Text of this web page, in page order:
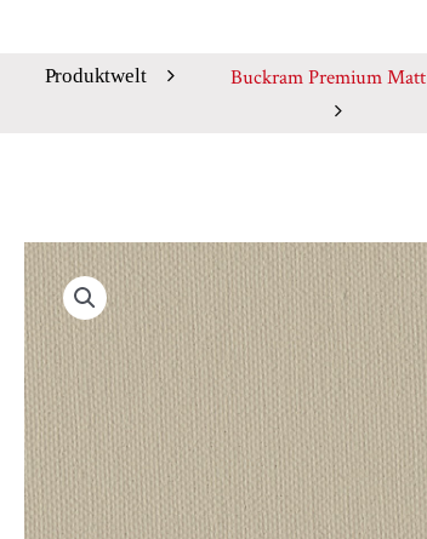
Produktwelt Buckram Premium Matt